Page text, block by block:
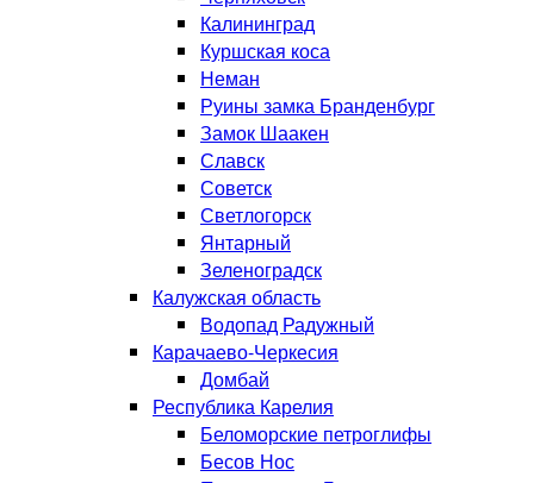
Калининград
Куршская коса
Неман
Руины замка Бранденбург
Замок Шаакен
Славск
Советск
Светлогорск
Янтарный
Зеленоградск
Калужская область
Водопад Радужный
Карачаево-Черкесия
Домбай
Республика Карелия
Беломорские петроглифы
Бесов Нос